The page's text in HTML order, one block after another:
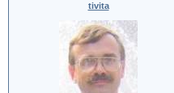
tivita